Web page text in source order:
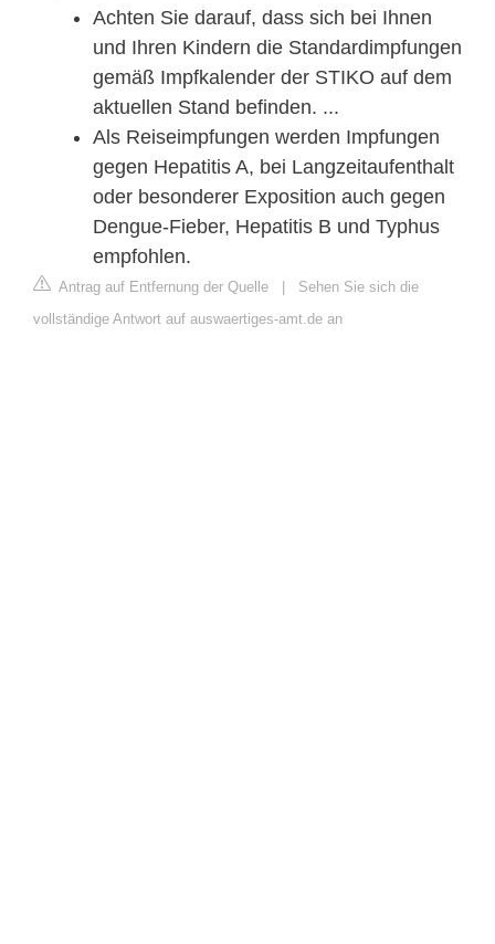
Achten Sie darauf, dass sich bei Ihnen
und Ihren Kindern die Standardimpfungen
gemäß Impfkalender der STIKO auf dem
aktuellen Stand befinden. ...
Als Reiseimpfungen werden Impfungen
gegen Hepatitis A, bei Langzeitaufenthalt
oder besonderer Exposition auch gegen
Dengue-Fieber, Hepatitis B und Typhus
empfohlen.
Antrag auf Entfernung der Quelle | Sehen Sie sich die
vollständige Antwort auf auswaertiges-amt.de an